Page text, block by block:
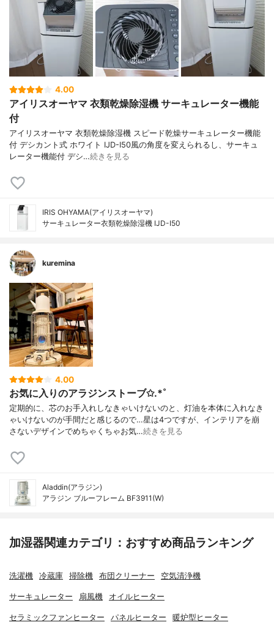
4.00
アイリスオーヤマ 衣類乾燥除湿機 サーキュレーター機能
付
アイリスオーヤマ 衣類乾燥除湿機 スピード乾燥サーキュレーター機能
付 デシカント式 ホワイト IJD-I50風の角度を変えられるし、サーキュ
レーター機能付 デシ…続きを見る
IRIS OHYAMA(アイリスオーヤマ)
サーキュレーター衣類乾燥除湿機 IJD-I50
kuremina
4.00
お気に入りのアラジンストーブ✩.*˚
定期的に、芯のお手入れしなきゃいけないのと、灯油を本体に入れなき
ゃいけないのが手間だと感じるので…星は4つですが、インテリアを崩
さないデザインでめちゃくちゃお気…続きを見る
Aladdin(アラジン)
アラジン ブルーフレーム BF3911(W)
加湿器関連カテゴリ：おすすめ商品ランキング
洗濯機 冷蔵庫 掃除機 布団クリーナー 空気清浄機
サーキュレーター 扇風機 オイルヒーター
セラミックファンヒーター パネルヒーター 暖炉型ヒーター